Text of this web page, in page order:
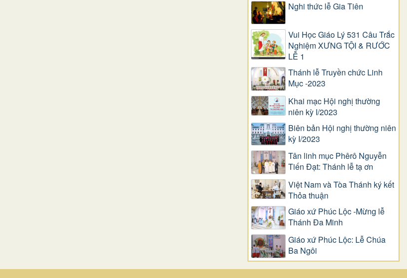
Nghi thức lễ Gia Tiên
Vui Học Giáo Lý 531 Câu Trắc
Nghiệm XƯNG TỘI & RƯỚC
LỄ 1
Thánh lễ Truyền chức Linh
Mục -2023
Khai mạc Hội nghị thường
niên kỳ I/2023
Biên bản Hội nghị thường niên
kỳ I/2023
Tân linh mục Phêrô Nguyễn
Tiến Đạt: Thánh lễ tạ ơn
Việt Nam và Tòa Thánh ký kết
Thỏa thuận
Giáo xứ Phúc Lộc -Mừng lễ
Thánh Đa Minh
Giáo xứ Phúc Lộc: Lễ Chúa
Ba Ngôi